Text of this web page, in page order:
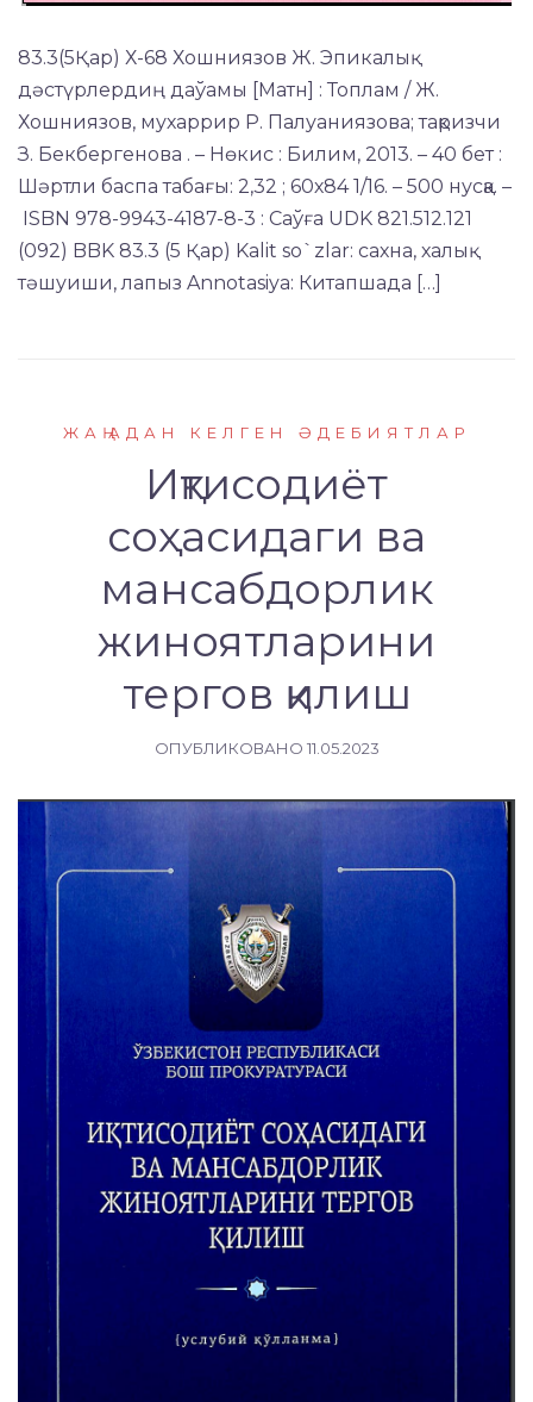
83.3(5Қар) Х-68 Хошниязов Ж. Эпикалық
дәстүрлердиң даўамы [Матн] : Топлам / Ж.
Хошниязов, мухаррир Р. Палуаниязова; тақризчи
З. Бекбергенова . – Нөкис : Билим, 2013. – 40 бет :
Шәртли баспа табағы: 2,32 ; 60х84 1/16. – 500 нусқа. –
ISBN 978-9943-4187-8-3 : Саўға UDK 821.512.121
(092) BBK 83.3 (5 Қар) Kalit so`zlar: сахна, халық
тәшуиши, лапыз Annotasiya: Китапшада […]
ЖАҢАДАН КЕЛГЕН ӘДЕБИЯТЛАР
Иқтисодиёт
соҳасидаги ва
мансабдорлик
жиноятларини
тергов қилиш
ОПУБЛИКОВАНО 11.05.2023